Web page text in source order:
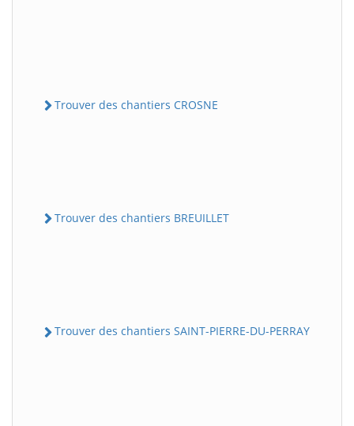
Trouver des chantiers CROSNE
Trouver des chantiers BREUILLET
Trouver des chantiers SAINT-PIERRE-DU-PERRAY